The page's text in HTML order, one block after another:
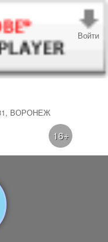
ВОРОНЕЖ
Войти
16+